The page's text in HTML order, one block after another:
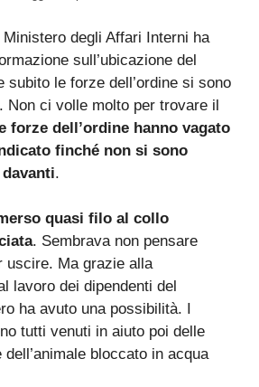
degli Affari Interni ha
sull’ubicazione del
subito le forze dell’ordine si sono
Non ci volle molto per trovare il
forze dell’ordine hanno vagato
finché non si sono
.
quasi filo al collo
. Sembrava non pensare
uscire. Ma grazie alla
lavoro dei dipendenti del
ha avuto una possibilità. I
tutti venuti in aiuto poi delle
dell’animale bloccato in acqua